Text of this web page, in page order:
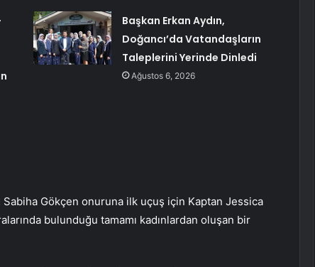
Başkan Erkan Aydın,
Doğancı’da Vatandaşların
Taleplerini Yerinde Dinledi
Ağustos 6, 2026
Gökçen onuruna ilk uçuş için Kaptan Jessica
bulunduğu tamamı kadınlardan oluşan bir